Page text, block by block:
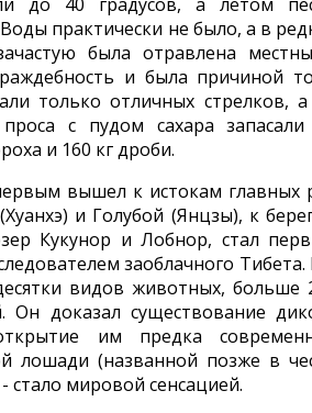
Воды практически не было, а в
была отравлена
и была причиной
только отличных стрелков,
с пудом сахара
и 160 кг дроби.
вышел к истокам главных
и Голубой (Янцзы), к
Кукунор и Лобнор, стал
заоблачного
видов животных, больше
Он доказал существование
им предка
лошади (названной позже в
стало мировой сенсацией.